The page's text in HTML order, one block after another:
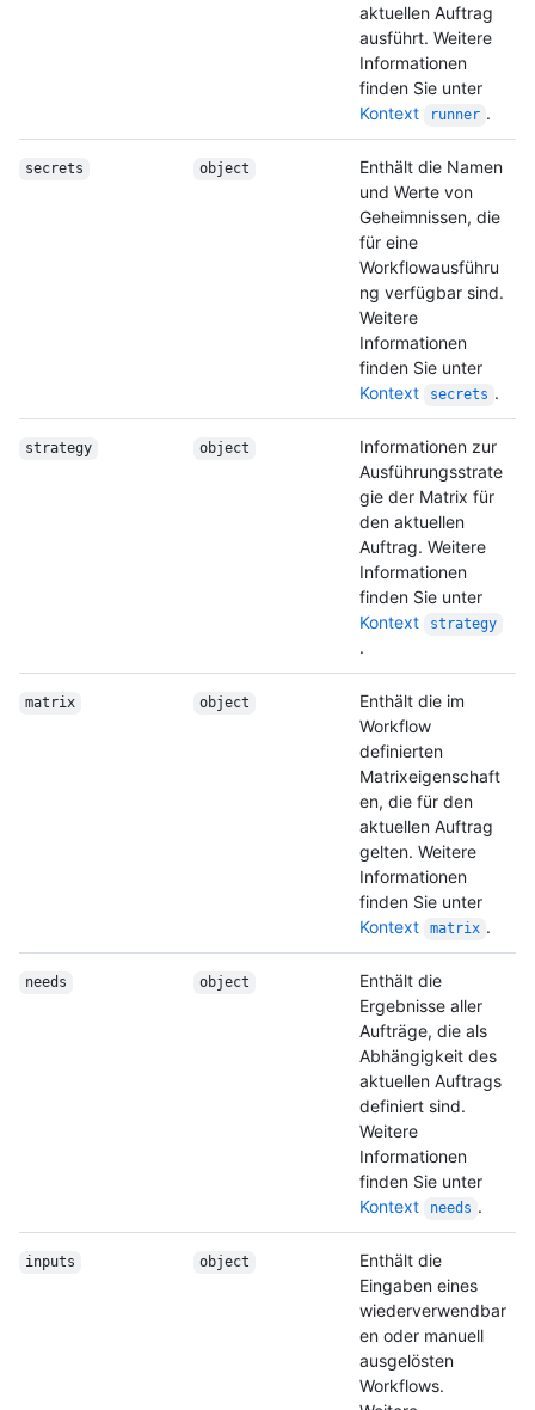
aktuellen Auftrag
ausführt. Weitere
Informationen
finden Sie unter
Kontext
runner .
secrets object
Enthält die Namen
und Werte von
Geheimnissen, die
für eine
Workflowausführu
ng verfügbar sind.
Weitere
Informationen
finden Sie unter
Kontext
secrets .
strategy object
Informationen zur
Ausführungsstrate
gie der Matrix für
den aktuellen
Auftrag. Weitere
Informationen
finden Sie unter
Kontext
strategy
.
matrix object
Enthält die im
Workflow
definierten
Matrixeigenschaft
en, die für den
aktuellen Auftrag
gelten. Weitere
Informationen
finden Sie unter
Kontext
matrix .
needs object
Enthält die
Ergebnisse aller
Aufträge, die als
Abhängigkeit des
aktuellen Auftrags
definiert sind.
Weitere
Informationen
finden Sie unter
Kontext
needs .
inputs object
Enthält die
Eingaben eines
wiederverwendbar
en oder manuell
ausgelösten
Workflows.